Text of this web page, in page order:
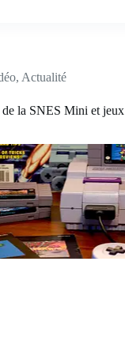
, Actualité
de la SNES Mini et jeux